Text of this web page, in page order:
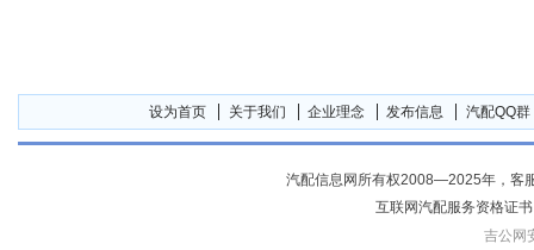
设为首页 关于我们 企业理念 发布信息 汽配QQ群
汽配信息网所有权2008—2025年，客
互联网汽配服务资格证
吉公网